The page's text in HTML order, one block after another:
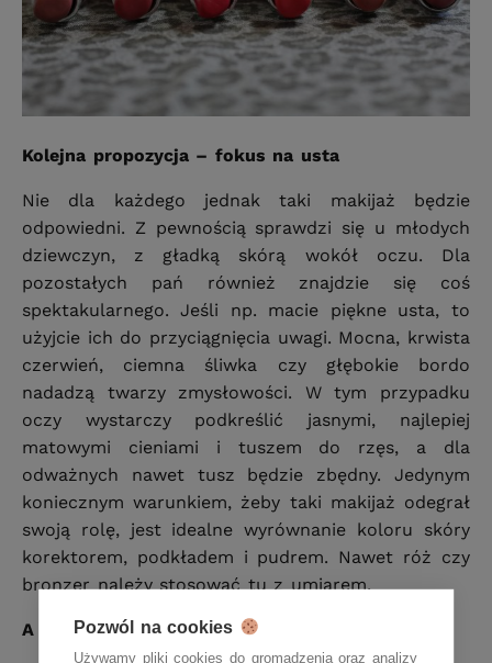
Kolejna propozycja – fokus na usta
Nie dla każdego jednak taki makijaż będzie
odpowiedni. Z pewnością sprawdzi się u młodych
dziewczyn, z gładką skórą wokół oczu. Dla
pozostałych pań również znajdzie się coś
spektakularnego. Jeśli np. macie piękne usta, to
użyjcie ich do przyciągnięcia uwagi. Mocna, krwista
czerwień, ciemna śliwka czy głębokie bordo
nadadzą twarzy zmysłowości. W tym przypadku
oczy wystarczy podkreślić jasnymi, najlepiej
matowymi cieniami i tuszem do rzęs, a dla
odważnych nawet tusz będzie zbędny. Jedynym
koniecznym warunkiem, żeby taki makijaż odegrał
swoją rolę, jest idealne wyrównanie koloru skóry
korektorem, podkładem i pudrem. Nawet róż czy
bronzer należy stosować tu z umiarem.
A na koniec – mocne utrwalenie!
Pozwól na cookies
Używamy pliki cookies do gromadzenia oraz analizy